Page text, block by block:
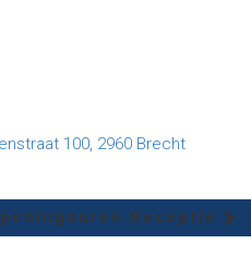
100, 2960 Brecht
Receptie